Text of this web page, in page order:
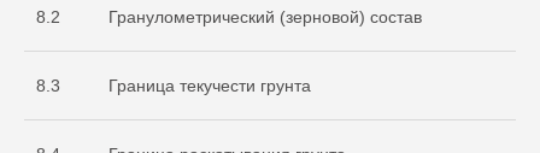
8.2 Гранулометрический (зерновой) состав
8.3 Граница текучести грунта